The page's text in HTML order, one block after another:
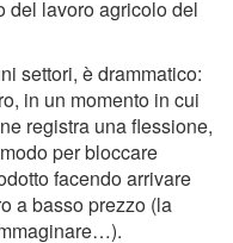
del lavoro agricolo del
settori, è drammatico:
in un momento in cui
registra una flessione,
per bloccare
facendo arrivare
a basso prezzo (la